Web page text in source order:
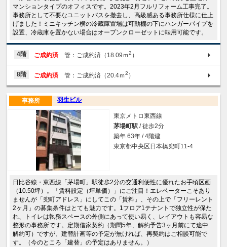
マンションタイプのオフィスです。2023年2月フルリフォーム工事完了。
事務所として不要なユニットバスを撤去し、高級感ある事務所仕様に仕上
げました！ミニキッチン横の冷蔵庫置場は可動棚の下にハンガーパイプを
設置、冷蔵庫を置かない場合はオープンクローゼットに転用可能です。
4階 ご成約済 管：ご成約済（18.09ｍ2 ）
8階 ご成約済 管：ご成約済（20.4ｍ2 ）
羽生ビル
事務所
東京メトロ東西線
茅場町駅 / 徒歩2分
築年 63年 / 4階建
東京都中央区日本橋兜町11-4
日比谷線・東西線「茅場町」駅徒歩2分の交通利便性に優れたお手頃区画
（10.50坪）。「賃料設定（坪単価）」にご注目！エレベーターこそあり
ませんが「兜町アドレス」にしてこの「賃料」、その上で「フリーレント
2ヶ月」の募集条件はとても魅力です。1フロア1テナントで独立性が保た
れ、トイレは執務スペースの外側にあって使い易く、レイアウトも容易な
整形の事務所です。定期借家契約（期間5年、解約予告3ヶ月前にて途中
解約可）ですが、建替計画等の予定が無ければ、再契約はご相談可能で
す。（今のところ「建替」の予定はありません。）